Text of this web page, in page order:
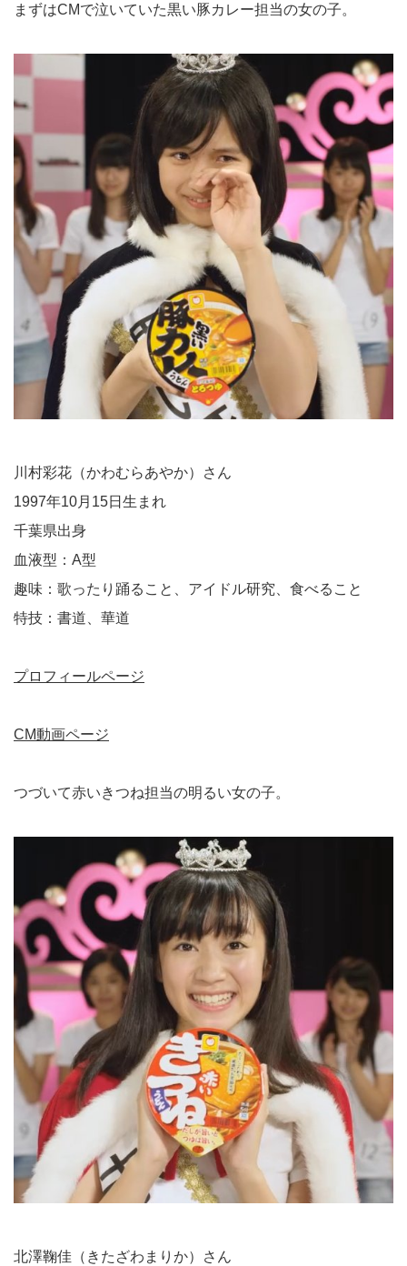
まずはCMで泣いていた黒い豚カレー担当の女の子。
川村彩花（かわむらあやか）さん
1997年10月15日生まれ
千葉県出身
血液型：A型
趣味：歌ったり踊ること、アイドル研究、食べること
特技：書道、華道
プロフィールページ
CM動画ページ
つづいて赤いきつね担当の明るい女の子。
北澤鞠佳（きたざわまりか）さん